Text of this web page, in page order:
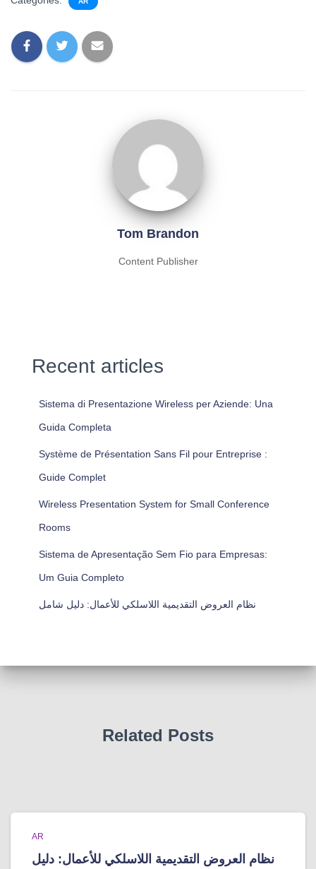
Tom Brandon
Content Publisher
Recent articles
Sistema di Presentazione Wireless per Aziende: Una
Guida Completa
Système de Présentation Sans Fil pour Entreprise :
Guide Complet
Wireless Presentation System for Small Conference
Rooms
Sistema de Apresentação Sem Fio para Empresas:
Um Guia Completo
نظام العروض التقديمية اللاسلكي للأعمال: دليل شامل
Related Posts
AR
نظام العروض التقديمية اللاسلكي للأعمال: دليل